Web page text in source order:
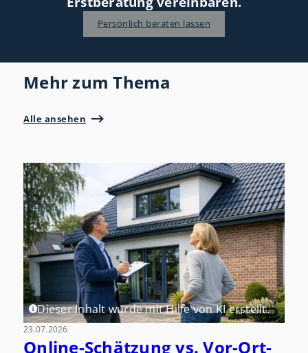
Persönlich beraten lassen
Mehr zum Thema
Alle ansehen
Dieser Inhalt wurde mit Hilfe von KI erstellt.
23.07.2026
Online-Schätzung vs. Vor-Ort-